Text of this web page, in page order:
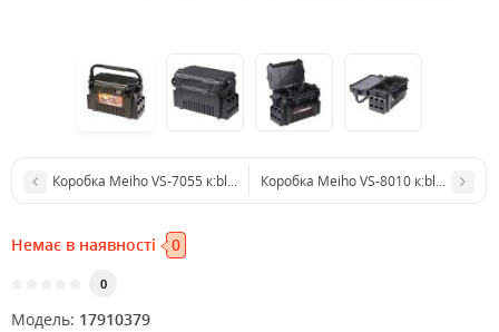
Коробка Meiho VS-7055 к:black Коробка Meiho VS-8010 к:black
Немає в наявності 0
0
Модель: 17910379